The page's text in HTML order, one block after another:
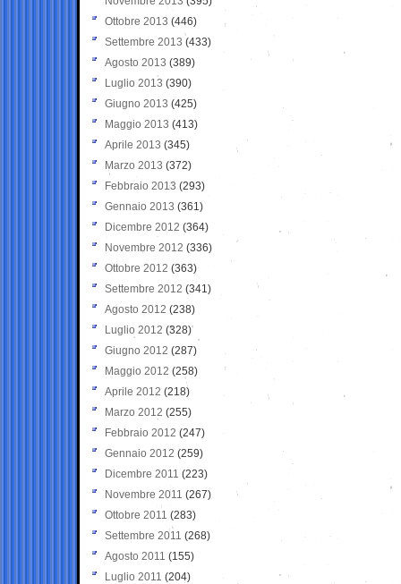
Ottobre 2013 (446)
Settembre 2013 (433)
Agosto 2013 (389)
Luglio 2013 (390)
Giugno 2013 (425)
Maggio 2013 (413)
Aprile 2013 (345)
Marzo 2013 (372)
Febbraio 2013 (293)
Gennaio 2013 (361)
Dicembre 2012 (364)
Novembre 2012 (336)
Ottobre 2012 (363)
Settembre 2012 (341)
Agosto 2012 (238)
Luglio 2012 (328)
Giugno 2012 (287)
Maggio 2012 (258)
Aprile 2012 (218)
Marzo 2012 (255)
Febbraio 2012 (247)
Gennaio 2012 (259)
Dicembre 2011 (223)
Novembre 2011 (267)
Ottobre 2011 (283)
Settembre 2011 (268)
Agosto 2011 (155)
Luglio 2011 (204)